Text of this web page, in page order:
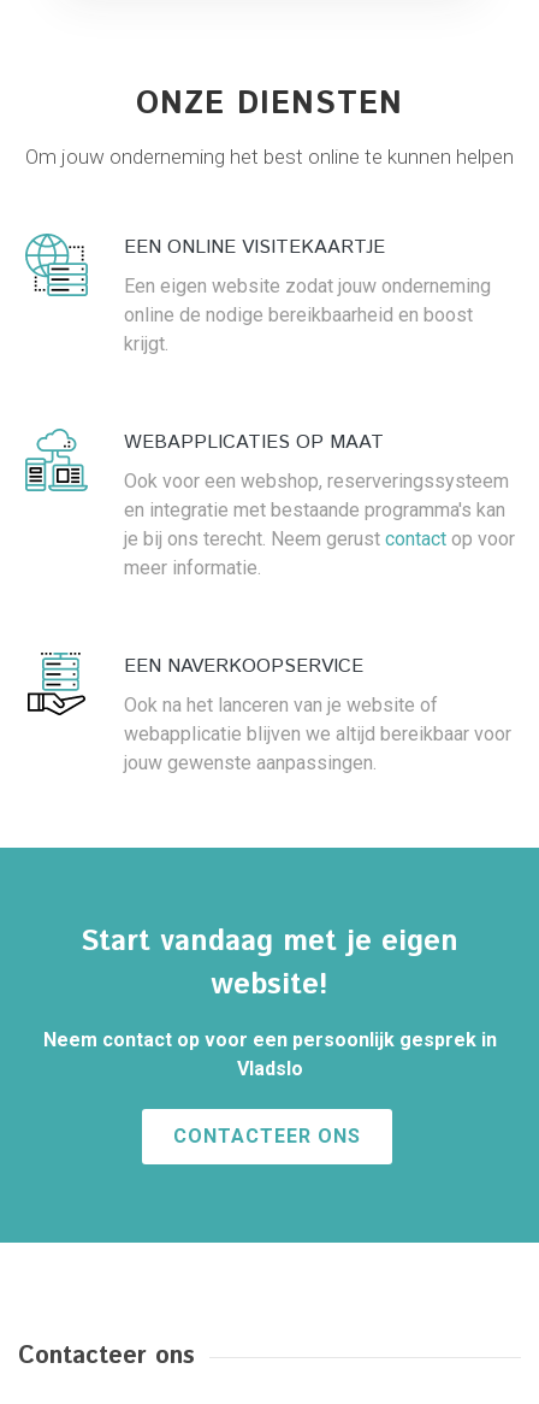
ONZE DIENSTEN
Om jouw onderneming het best online te kunnen helpen
EEN ONLINE VISITEKAARTJE
Een eigen website zodat jouw onderneming
online de nodige bereikbaarheid en boost
krijgt.
WEBAPPLICATIES OP MAAT
Ook voor een webshop, reserveringssysteem
en integratie met bestaande programma's kan
je bij ons terecht. Neem gerust contact op voor
meer informatie.
EEN NAVERKOOPSERVICE
Ook na het lanceren van je website of
webapplicatie blijven we altijd bereikbaar voor
jouw gewenste aanpassingen.
Start vandaag met je eigen
website!
Neem contact op voor een persoonlijk gesprek in
Vladslo
CONTACTEER ONS
Contacteer ons